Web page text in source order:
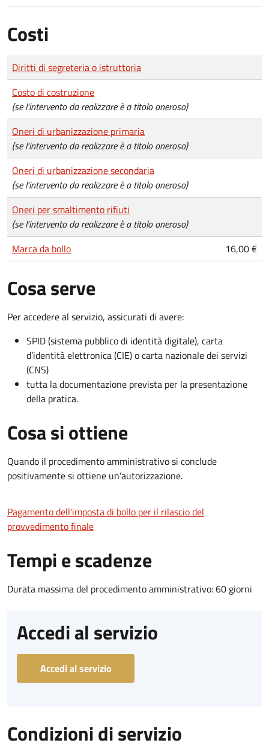
Costi
Tipo di pagamento
Importo
Diritti di segreteria o istruttoria
Costo di costruzione
(se l'intervento da realizzare è a titolo oneroso)
Oneri di urbanizzazione primaria
(se l'intervento da realizzare è a titolo oneroso)
Oneri di urbanizzazione secondaria
(se l'intervento da realizzare è a titolo oneroso)
Oneri per smaltimento rifiuti
(se l'intervento da realizzare è a titolo oneroso)
Marca da bollo
16,00 €
Cosa serve
Per accedere al servizio, assicurati di avere:
SPID (sistema pubblico di identità digitale), carta
d’identità elettronica (CIE) o carta nazionale dei servizi
(CNS)
tutta la documentazione prevista per la presentazione
della pratica.
Cosa si ottiene
Quando il procedimento amministrativo si conclude
positivamente si ottiene un'autorizzazione.
Pagamento dell'imposta di bollo per il rilascio del
provvedimento finale
Tempi e scadenze
Durata massima del procedimento amministrativo: 60 giorni
Accedi al servizio
Accedi al servizio
Condizioni di servizio